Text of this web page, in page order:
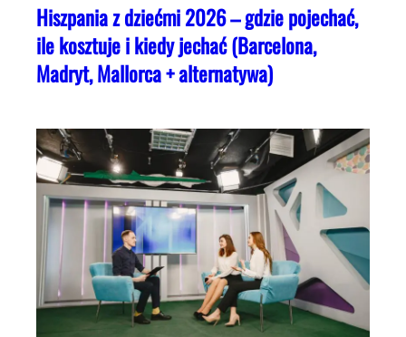
Hiszpania z dziećmi 2026 – gdzie pojechać,
ile kosztuje i kiedy jechać (Barcelona,
Madryt, Mallorca + alternatywa)